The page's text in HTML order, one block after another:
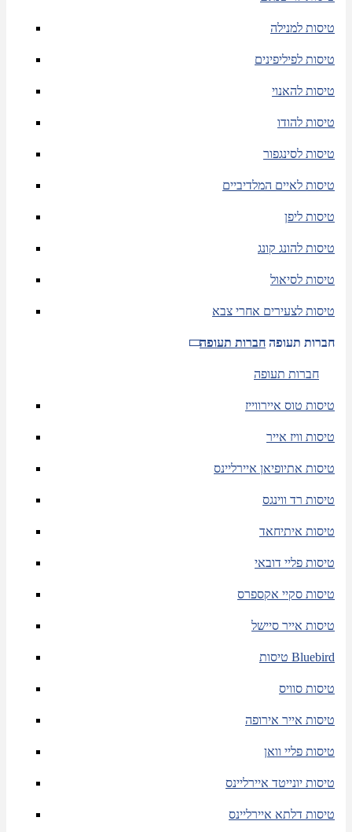
טיסות למנילה
טיסות לפיליפינים
טיסות להאנוי
טיסות להודו
טיסות לסינגפור
טיסות לאיים המלדיביים
טיסות ליפן
טיסות להונג קונג
טיסות לסיאול
טיסות לצעירים אחרי צבא
חברות תעופה חברות תעופה
חברות תעופה
טיסות טוס איירווייז
טיסות וויז אייר
טיסות אתיופיאן איירליינס
טיסות רד ווינגס
טיסות איתיחאד
טיסות פליי דובאי
טיסות סקיי אקספרס
טיסות אייר סיישל
טיסות Bluebird
טיסות סוויס
טיסות אייר אירופה
טיסות פליי וואן
טיסות יונייטד איירליינס
טיסות דלתא איירליינס